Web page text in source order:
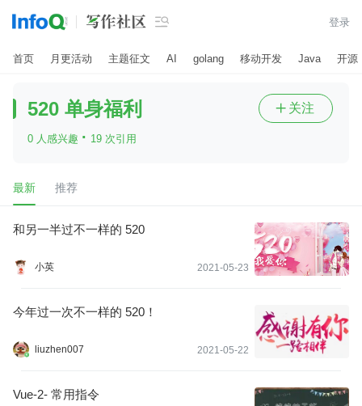
 登录
首页 月更活动 主题征文 AI golang 移动开发 Java 开源
520 单身福利
0 人感兴趣 · 19 次引用
 关注
最新 推荐
和另一半过不一样的 520
小英 2021-05-23
今年过一次不一样的 520！
liuzhen007 2021-05-22
Vue-2- 常用指令